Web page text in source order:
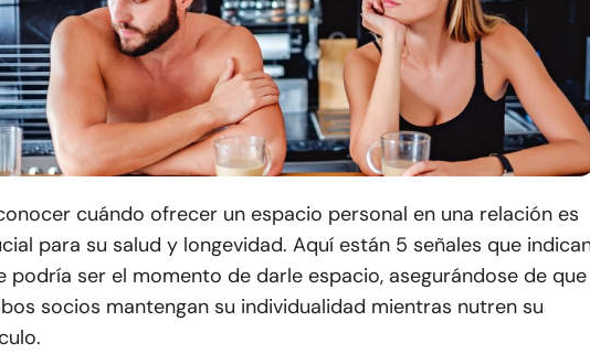
cuándo ofrecer un espacio personal en una relación es
para su salud y longevidad. Aquí están 5 señales que
podría ser el momento de darle espacio, asegurándose de que
socios mantengan su individualidad mientras nutren su